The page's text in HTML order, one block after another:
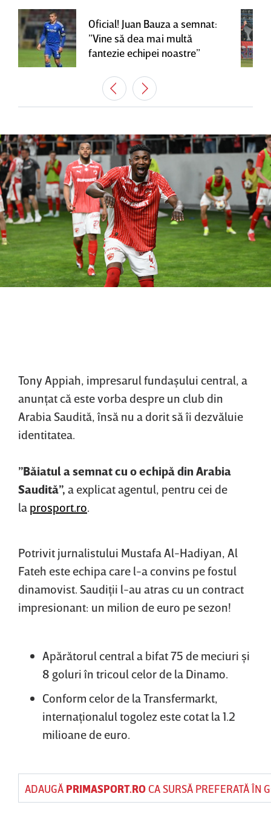
Oficial! Juan Bauza a semnat:
”Vine să dea mai multă
fantezie echipei noastre”
Tony Appiah, impresarul fundaşului central, a
anunţat că este vorba despre un club din
Arabia Saudită, însă nu a dorit să îi dezvăluie
identitatea.
”Băiatul a semnat cu o echipă din Arabia
Saudită”, a explicat agentul, pentru cei de
la prosport.ro
Potrivit jurnalistului Mustafa Al-Hadiyan, Al
Fateh este echipa care l-a convins pe fostul
dinamovist. Saudiţii l-au atras cu un contract
impresionant: un milion de euro pe sezon!
Apărătorul central a bifat 75 de meciuri şi
8 goluri în tricoul celor de la Dinamo.
Conform celor de la Transfermarkt,
internaţionalul togolez este cotat la 1.2
milioane de euro.
ADAUGĂ PRIMASPORT.ROCA SURSĂ PREFERATĂ ÎN